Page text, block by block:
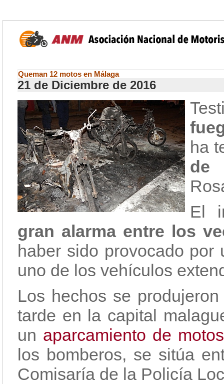
Queman 12 motos en Málaga
21 de Diciembre de 2016
ha
de
El
gran alarma entre los
haber sido provocado
uno de los vehículos
Los hechos se
tarde en la capital
un aparcamiento de motos
los bomberos, se sitúa
Comisaría de la Policía